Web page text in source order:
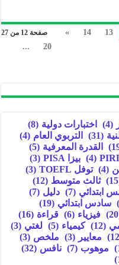
صفحة 12 من 27 13
14
»
20
...
(4) اختبارات دولية (8)
(31) التربوي العام (4)
القدرة المعرفية (5)
(4) بيزا PISA
(3)
(4) توفل TOEFL
(3)
ثالث متوسط (12)
ابتدائي (7) دليل (7)
سادس ابتدائي (19)
فيزياء (6) قراءة (16)
(12) كيمياء (5) لغتي (3)
معايير (3) ملخص (3)
موهوب (7) نافس (32)